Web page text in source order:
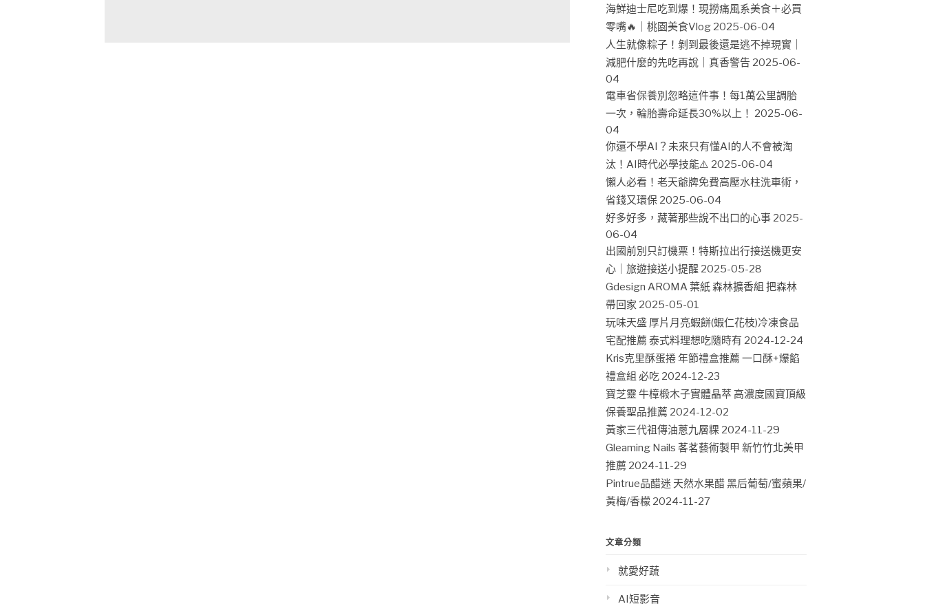
海鮮迪士尼吃到爆！現撈痛風系美食＋必買
零嘴🔥｜桃園美食Vlog 2025-06-04
人生就像粽子！剝到最後還是逃不掉現實｜
減肥什麼的先吃再說｜真香警告 2025-06-
04
電車省保養別忽略這件事！每1萬公里調胎
一次，輪胎壽命延長30%以上！ 2025-06-
04
你還不學AI？未來只有懂AI的人不會被淘
汰！AI時代必學技能⚠️ 2025-06-04
懶人必看！老天爺牌免費高壓水柱洗車術，
省錢又環保 2025-06-04
好多好多，藏著那些說不出口的心事 2025-
06-04
出國前別只訂機票！特斯拉出行接送機更安
心｜旅遊接送小提醒 2025-05-28
Gdesign AROMA 葉紙 森林擴香組 把森林
帶回家 2025-05-01
玩味天盛 厚片月亮蝦餅(蝦仁花枝)冷凍食品
宅配推薦 泰式料理想吃隨時有 2024-12-24
Kris克里酥蛋捲 年節禮盒推薦 一口酥+爆餡
禮盒組 必吃 2024-12-23
寶芝靈 牛樟椴木子實體晶萃 高濃度國寶頂級
保養聖品推薦 2024-12-02
黃家三代祖傳油蔥九層粿 2024-11-29
Gleaming Nails 茖茗藝術製甲 新竹竹北美甲
推薦 2024-11-29
Pintrue品醋迷 天然水果醋 黑后葡萄/蜜蘋果/
黃梅/香檬 2024-11-27
文章分類
就愛好蔬
AI短影音